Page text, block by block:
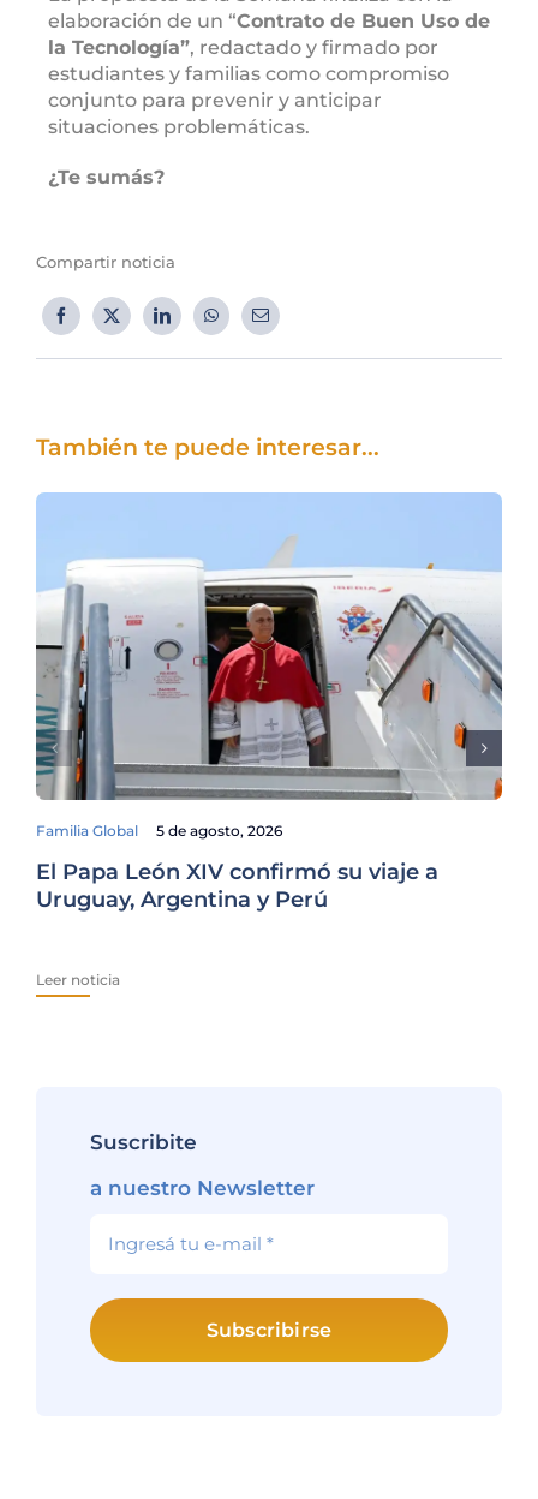
elaboración de un “Contrato de Buen Uso de
la Tecnología”, redactado y firmado por
estudiantes y familias como compromiso
conjunto para prevenir y anticipar
situaciones problemáticas.
¿Te sumás?
Compartir noticia
También te puede interesar...
Familia Global 5 de agosto, 2026
El Papa León XIV confirmó su viaje a
Uruguay, Argentina y Perú
Leer noticia
Suscribite
a nuestro Newsletter
Subscribirse